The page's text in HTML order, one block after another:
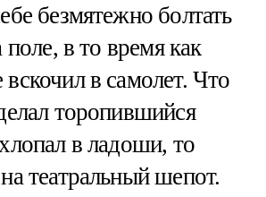
безмятежно болтать
поле, в то время как
в самолет. Что
торопившийся
в ладоши, то
театральный шепот.